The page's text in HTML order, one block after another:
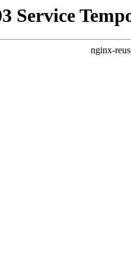
Service
nginx-